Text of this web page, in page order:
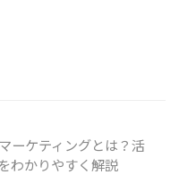
ーケティングとは？活
わかりやすく解説